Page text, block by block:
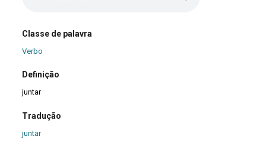
Classe de palavra
Verbo
Definição
juntar
Tradução
juntar